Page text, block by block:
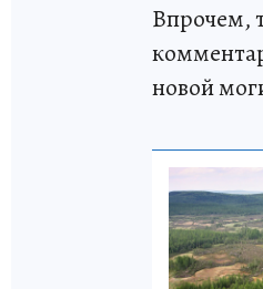
Впрочем,
новой